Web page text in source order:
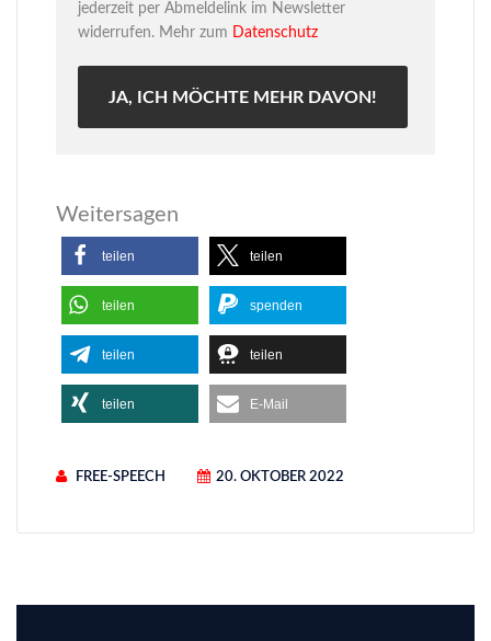
jederzeit per Abmeldelink im Newsletter
widerrufen. Mehr zum Datenschutz
Weitersagen
teilen teilen
teilen spenden
teilen teilen
teilen E-Mail
FREE-SPEECH 20. OKTOBER 2022